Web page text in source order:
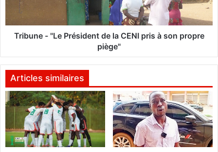
s
r
o
e
a
u
B
e
"
P
r
s
d
n
t
d
Tribune - "Le Président de la CENI pris à son propre
piège"
Articles similaires